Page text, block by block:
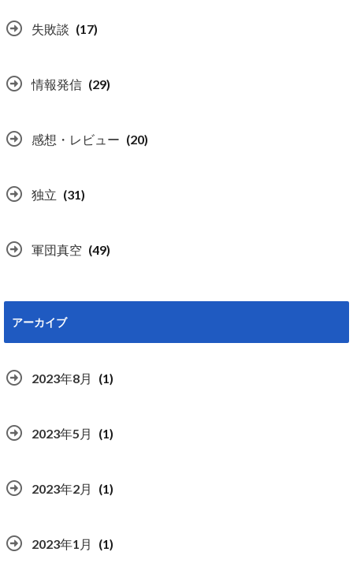
失敗談 (17)
情報発信 (29)
感想・レビュー (20)
独立 (31)
軍団真空 (49)
アーカイブ
2023年8月 (1)
2023年5月 (1)
2023年2月 (1)
2023年1月 (1)